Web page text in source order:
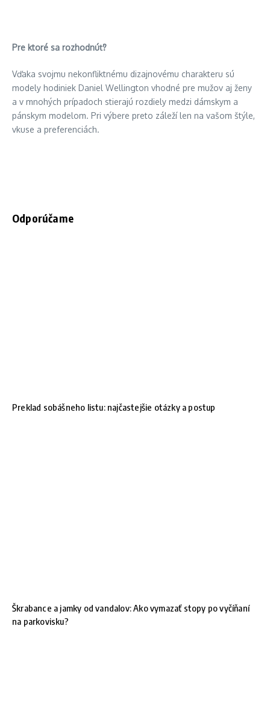
Pre ktoré sa rozhodnúť?
Vďaka svojmu nekonfliktnému dizajnovému charakteru sú
modely hodiniek Daniel Wellington vhodné pre mužov aj ženy
a v mnohých prípadoch stierajú rozdiely medzi dámskym a
pánskym modelom. Pri výbere preto záleží len na vašom štýle,
vkuse a preferenciách.
Odporúčame
Preklad sobášneho listu: najčastejšie otázky a postup
Škrabance a jamky od vandalov: Ako vymazať stopy po vyčíňaní
na parkovisku?